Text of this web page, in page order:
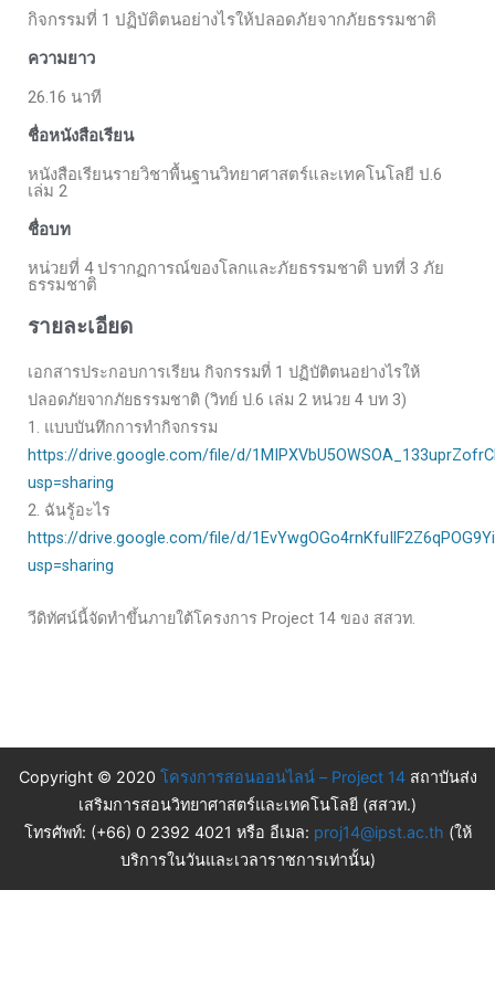
กิจกรรมที่ 1 ปฏิบัติตนอย่างไรให้ปลอดภัยจากภัยธรรมชาติ
ความยาว
26.16 นาที
ชื่อหนังสือเรียน
หนังสือเรียนรายวิชาพื้นฐานวิทยาศาสตร์และเทคโนโลยี ป.6
เล่ม 2
ชื่อบท
หน่วยที่ 4 ปรากฏการณ์ของโลกและภัยธรรมชาติ บทที่ 3 ภัย
ธรรมชาติ
รายละเอียด
เอกสารประกอบการเรียน กิจกรรมที่ 1 ปฏิบัติตนอย่างไรให้
ปลอดภัยจากภัยธรรมชาติ (วิทย์ ป.6 เล่ม 2 หน่วย 4 บท 3)
1. แบบบันทึกการทำกิจกรรม
https://drive.google.com/file/d/
usp=sharing
2. ฉันรู้อะไร
https://drive.google.com/file/d/
usp=sharing
วีดิทัศน์นี้จัดทำขึ้นภายใต้โครงการ Project 14 ของ สสวท.
Copyright © 2020 โครงการสอนออนไลน์ – Project 14สถาบันส่ง
เสริมการสอนวิทยาศาสตร์และเทคโนโลยี (สสวท.)
โทรศัพท์: (+66) 0 2392 4021 หรือ อีเมล: proj14@ipst.ac.th (ให้
บริการในวันและเวลาราชการเท่านั้น)